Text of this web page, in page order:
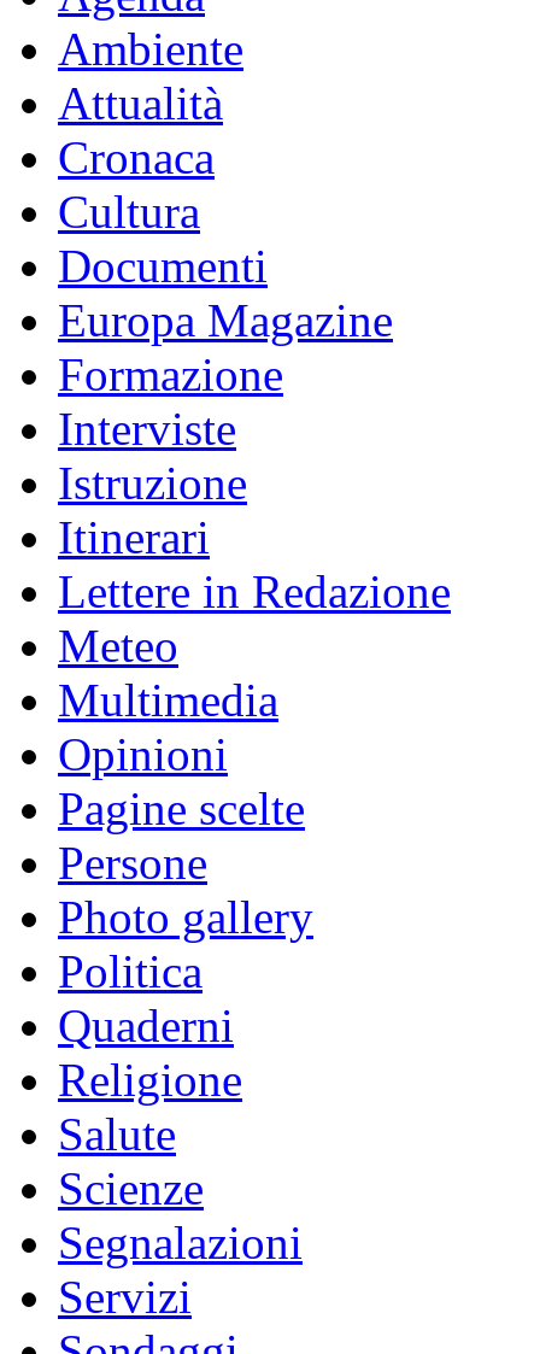
Ambiente
Attualità
Cronaca
Cultura
Documenti
Europa Magazine
Formazione
Interviste
Istruzione
Itinerari
Lettere in Redazione
Meteo
Multimedia
Opinioni
Pagine scelte
Persone
Photo gallery
Politica
Quaderni
Religione
Salute
Scienze
Segnalazioni
Servizi